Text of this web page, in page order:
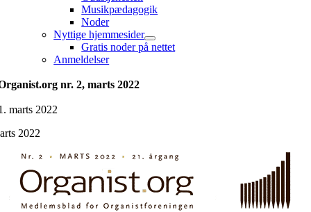
Musikpædagogik
Noder
Nyttige hjemmesider
Gratis noder på nettet
Anmeldelser
nr. 2, marts 2022
marts 2022
2022